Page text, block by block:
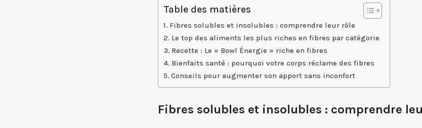
Table des matières
Fibres solubles et insolubles : comprendre leur rôle
Le top des aliments les plus riches en fibres par catégorie
Recette : Le « Bowl Énergie » riche en fibres
Bienfaits santé : pourquoi votre corps réclame des fibres
Conseils pour augmenter son apport sans inconfort
Fibres solubles et insolubles : comprendre